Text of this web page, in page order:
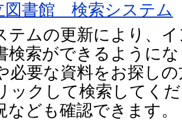
図書館 検索システム
テムの更新により、
検索ができるように
必要な資料をお探し
ックして検索してく
なども確認できます。